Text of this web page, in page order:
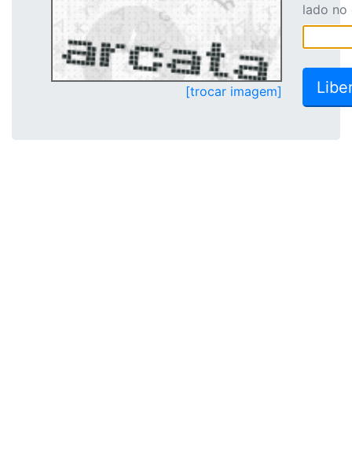
[trocar imagem]
lado no